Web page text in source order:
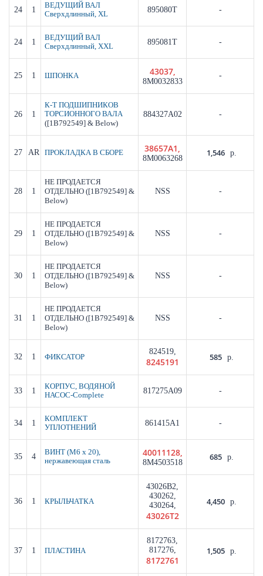
24 1
ВЕДУЩИЙ ВАЛ
Сверхдлинный, XL
895080T -
24 1
ВЕДУЩИЙ ВАЛ
Сверхдлинный, XXL
895081T -
25 1 ШПОНКА 43037,
8M0032833
-
26 1
К-Т ПОДШИПНИКОВ
ТОРСИОННОГО ВАЛА
([1B792549] & Below)
884327A02 -
27 AR ПРОКЛАДКА В СБОРЕ 38657A1,
8M0063268
1,546 р.
28 1
НЕ ПРОДАЕТСЯ
ОТДЕЛЬНО ([1B792549] &
Below)
NSS -
29 1
НЕ ПРОДАЕТСЯ
ОТДЕЛЬНО ([1B792549] &
Below)
NSS -
30 1
НЕ ПРОДАЕТСЯ
ОТДЕЛЬНО ([1B792549] &
Below)
NSS -
31 1
НЕ ПРОДАЕТСЯ
ОТДЕЛЬНО ([1B792549] &
Below)
NSS -
32 1 ФИКСАТОР
824519,
8245191 585 р.
33 1
КОРПУС, ВОДЯНОЙ
НАСОС-Complete
817275A09 -
34 1
КОМПЛЕКТ
УПЛОТНЕНИЙ
861415A1 -
35 4
ВИНТ (M6 x 20),
нержавеющая сталь
40011128,
8M4503518
685 р.
36 1 КРЫЛЬЧАТКА
43026B2,
430262,
430264,
43026T2
4,450 р.
37 1 ПЛАСТИНА
8172763,
817276,
8172761
1,505 р.